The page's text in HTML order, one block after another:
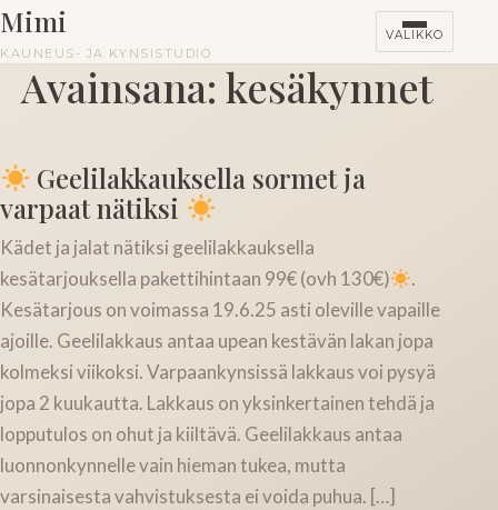
Mimi
KAUNEUS- JA KYNSISTUDIO
VALIKKO
KURSSIT
Avainsana: kesäkynnet
Geelilakkauksella sormet ja
varpaat nätiksi
Kädet ja jalat nätiksi geelilakkauksella
kesätarjouksella pakettihintaan 99€ (ovh 130€)
.
Kesätarjous on voimassa 19.6.25 asti oleville vapaille
ajoille. Geelilakkaus antaa upean kestävän lakan jopa
kolmeksi viikoksi. Varpaankynsissä lakkaus voi pysyä
jopa 2 kuukautta. Lakkaus on yksinkertainen tehdä ja
lopputulos on ohut ja kiiltävä. Geelilakkaus antaa
luonnonkynnelle vain hieman tukea, mutta
varsinaisesta vahvistuksesta ei voida puhua. […]